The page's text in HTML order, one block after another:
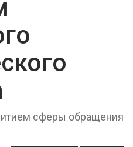
сферы обращения